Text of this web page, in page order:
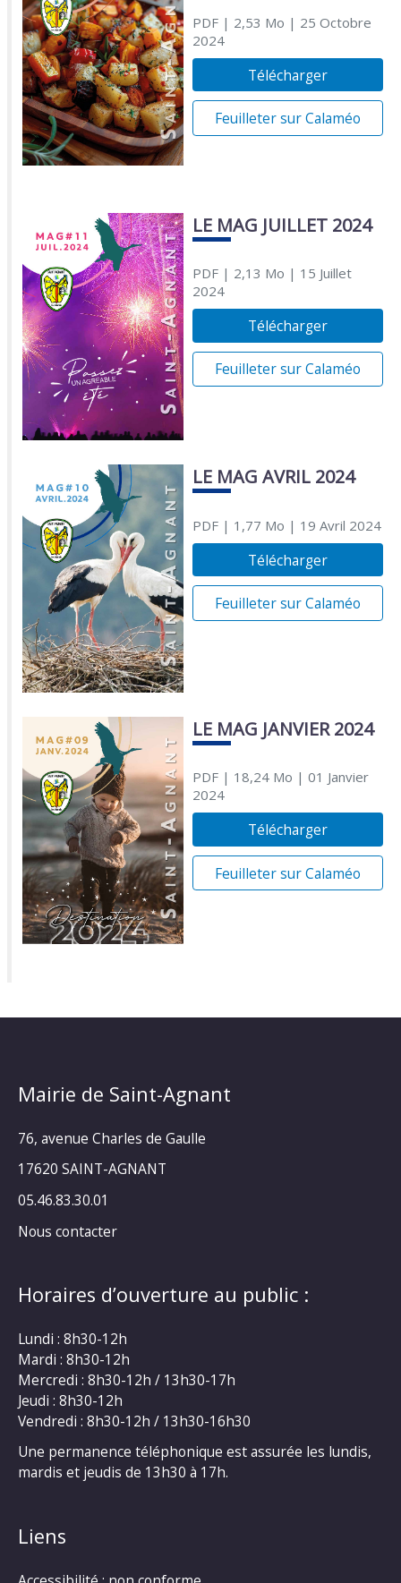
PDF| 2,53 Mo | 25 Octobre
2024
Télécharger
Feuilleter sur Calaméo
LE MAG JUILLET 2024
PDF| 2,13 Mo | 15 Juillet
2024
Télécharger
Feuilleter sur Calaméo
LE MAG AVRIL 2024
PDF| 1,77 Mo | 19 Avril 2024
Télécharger
Feuilleter sur Calaméo
LE MAG JANVIER 2024
PDF| 18,24 Mo | 01 Janvier
2024
Télécharger
Feuilleter sur Calaméo
Mairie de Saint-Agnant
76, avenue Charles de Gaulle
17620 SAINT-AGNANT
05.46.83.30.01
Nous contacter
Horaires d’ouverture au public :
Lundi : 8h30-12h
Mardi : 8h30-12h
Mercredi : 8h30-12h / 13h30-17h
Jeudi : 8h30-12h
Vendredi : 8h30-12h / 13h30-16h30
Une permanence téléphonique est assurée les lundis,
mardis et jeudis de 13h30 à 17h.
Liens